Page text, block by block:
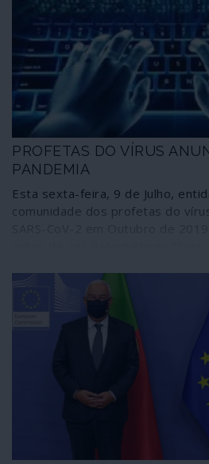
PROFETAS DO VÍRUS
PANDEMIA
Esta sexta-feira, 9 de Julho,
comunidade dos profetas do
ser a próxima pandemia, uma
dimensão que,
COVID-19 parecer um “pequeno
é o chefe do Fórum Económico
inglesa), Klaus Schwab, ardente
aproveitamento destas
oportunidade” para proceder ao
Reset do capitalismo.